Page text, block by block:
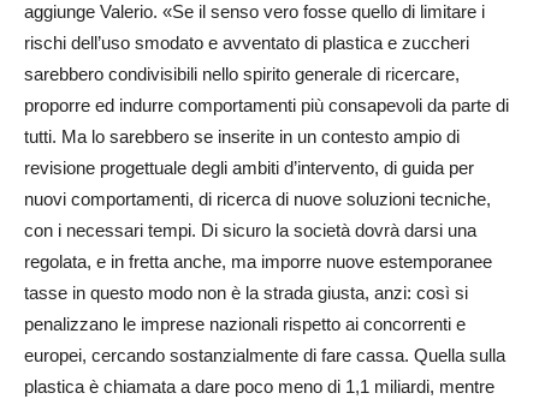
aggiunge Valerio. «Se il senso vero fosse quello di limitare i
rischi dell’uso smodato e avventato di plastica e zuccheri
sarebbero condivisibili nello spirito generale di ricercare,
proporre ed indurre comportamenti più consapevoli da parte di
tutti. Ma lo sarebbero se inserite in un contesto ampio di
revisione progettuale degli ambiti d’intervento, di guida per
nuovi comportamenti, di ricerca di nuove soluzioni tecniche,
con i necessari tempi. Di sicuro la società dovrà darsi una
regolata, e in fretta anche, ma imporre nuove estemporanee
tasse in questo modo non è la strada giusta, anzi: così si
penalizzano le imprese nazionali rispetto ai concorrenti e
europei, cercando sostanzialmente di fare cassa. Quella sulla
plastica è chiamata a dare poco meno di 1,1 miliardi, mentre